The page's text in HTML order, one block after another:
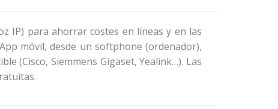
IP) para ahorrar costes en líneas y en las
móvil, desde un softphone (ordenador),
(Cisco, Siemmens Gigaset, Yealink…). Las